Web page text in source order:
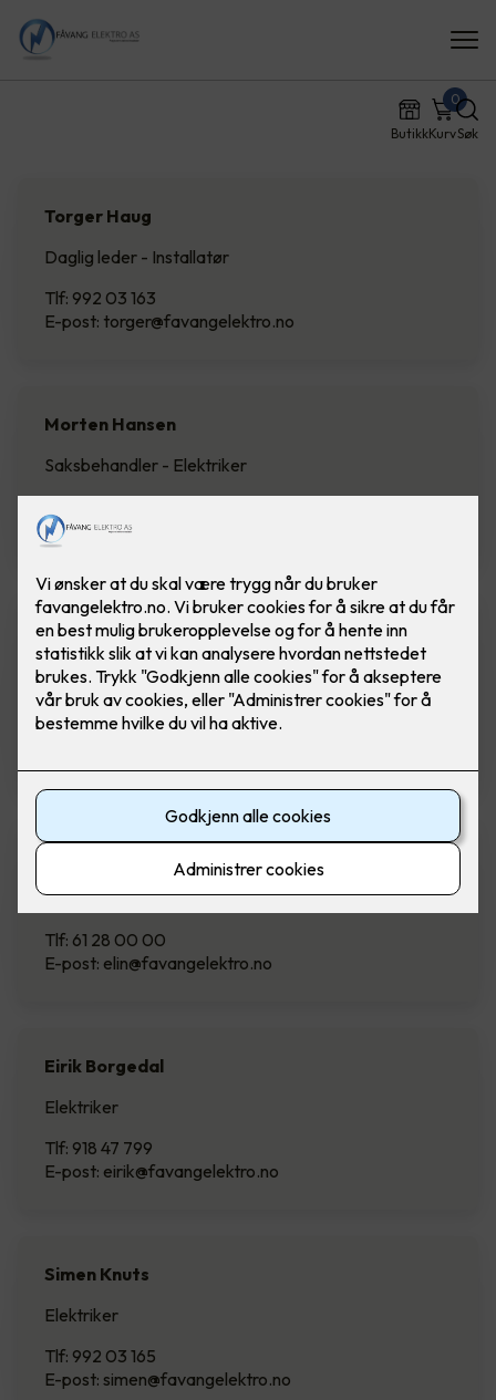
ButikkKurv
0
Søk
Torger Haug
Daglig leder - Installatør
Tlf: 992 03 163
E-post: torger@favangelektro.no
Morten Hansen
Saksbehandler - Elektriker
E-post: morten@favangelektro.no
Frode Stalenget
Saksbehandler
Tlf: 992 03 166
Kontormedarbeider
Tlf: 61 28 00 00
E-post: elin@favangelektro.no
Eirik Borgedal
Elektriker
Tlf: 918 47 799
E-post: eirik@favangelektro.no
Simen Knuts
Elektriker
Tlf: 992 03 165
E-post: simen@favangelektro.no